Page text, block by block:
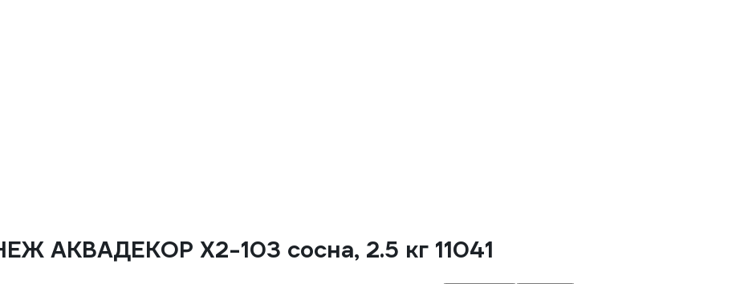
АКВАДЕКОР Х2-103 сосна, 2.5 кг 11041